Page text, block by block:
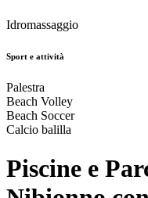
Idromassaggio
Sport e attività
Palestra
Beach Volley
Beach Soccer
Calcio balilla
Piscine e